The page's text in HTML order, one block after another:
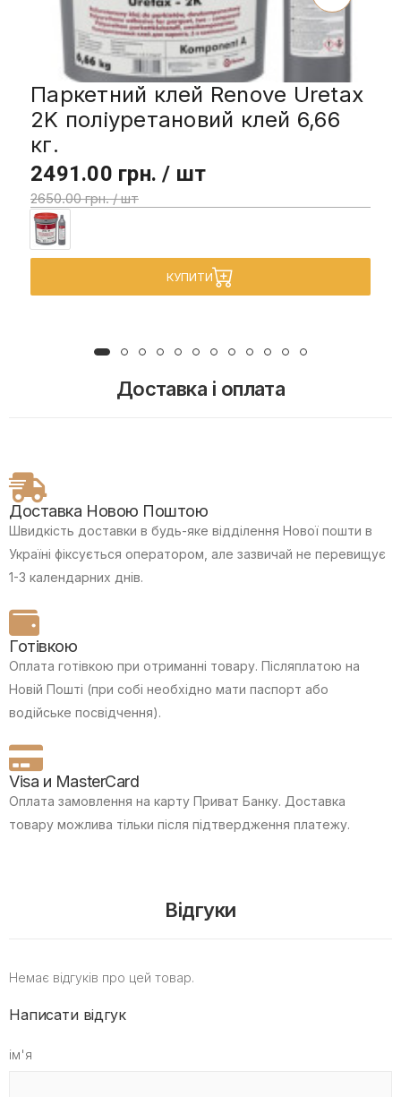
Паркетний клей Renove Uretax
2K поліуретановий клей 6,66
кг.
2491.00 грн. / шт
2650.00 грн. / шт
КУПИТИ
Доставка і оплата
Доставка Новою Поштою
Швидкість доставки в будь-яке відділення Нової пошти в
Україні фіксується оператором, але зазвичай не перевищує
1-3 календарних днів.
Готівкою
Оплата готівкою при отриманні товару. Післяплатою на
Новій Пошті (при собі необхідно мати паспорт або
водійське посвідчення).
Visa и MasterCard
Оплата замовлення на карту Приват Банку. Доставка
товару можлива тільки після підтвердження платежу.
Відгуки
Немає відгуків про цей товар.
Написати відгук
ім'я